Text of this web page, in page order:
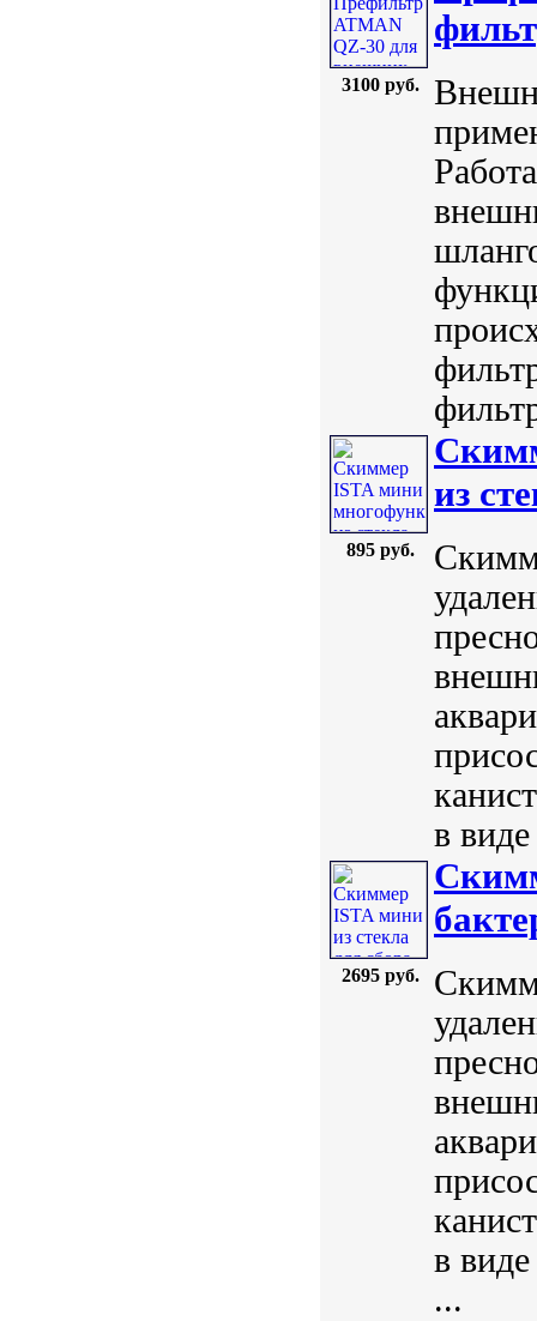
3100 руб.
895 руб.
из
в
2695 руб.
в
...